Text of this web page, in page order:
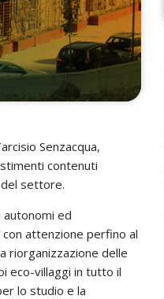
Senzacqua,
contenuti
settore.
autonomi ed
attenzione perfino al
riorganizzazione delle
eco-villaggi in tutto il
lo studio e la